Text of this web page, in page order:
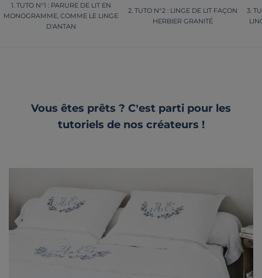
TUTO N°1 : PARURE DE LIT EN
MONOGRAMME, COMME LE LINGE
D'ANTAN
TUTO N°2 : LINGE DE LIT FAÇON
HERBIER GRANITÉ
Vous êtes prêts ? C’est parti pour les
tutoriels de nos créateurs !